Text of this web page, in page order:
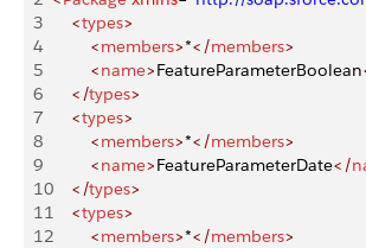
3
    <
types>
4
        <
members>*</members>
5
        <
name>FeatureParameterBoolean
6
    </
types>
7
    <
types>
8
        <
members>*</members>
9
        <
name>FeatureParameterDate</
10
    </
types>
11
    <
types>
12
        <
members>*</members>